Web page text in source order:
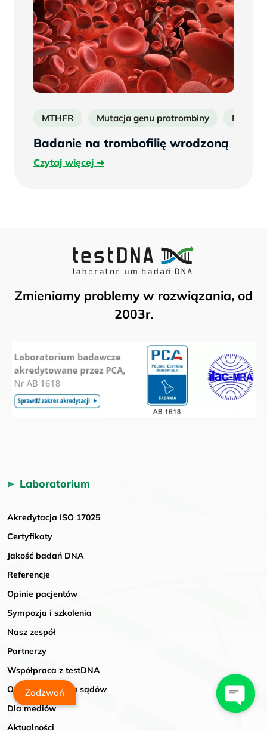
MTHFR Mutacja genu protrombiny
Badanie na trombofilię wrodzoną
Czytaj więcejCzytaj
Zmieniamy problemy w rozwiązania, od
2003r.
Laboratorium
Akredytacja ISO 17025
Certyfikaty
Jakość badań DNA
Referencje
Opinie pacjentów
Sympozja i szkolenia
Nasz zespół
Partnerzy
Współpraca z testDNA
Oferta badań dla sądów
Dla mediów
Aktualności
Zadzwoń